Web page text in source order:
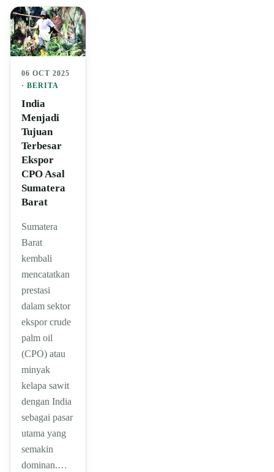
06 OCT 2025
· BERITA
India
Menjadi
Tujuan
Terbesar
Ekspor
CPO Asal
Sumatera
Barat
Sumatera
Barat
kembali
mencatatkan
prestasi
dalam sektor
ekspor crude
palm oil
(CPO) atau
minyak
kelapa sawit
dengan India
sebagai pasar
utama yang
semakin
dominan.…